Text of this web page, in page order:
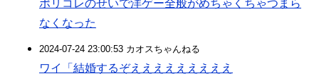
ポリコレのせいで洋ゲー全般がめちゃくちゃつまら
なくなった
2024-07-24 23:00:53 カオスちゃんねる
ワイ「結婚するぞえええええええええ